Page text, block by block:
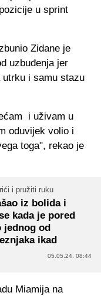
u sprint
Zidane je
uzbuđenja jer
i samu stazu
i uživam u
oduvijek volio i
toga", rekao je
i pružiti ruku
iz bolida i
kada je pored
jednog od
ikad
05.05.24. 08:44
Miamija na